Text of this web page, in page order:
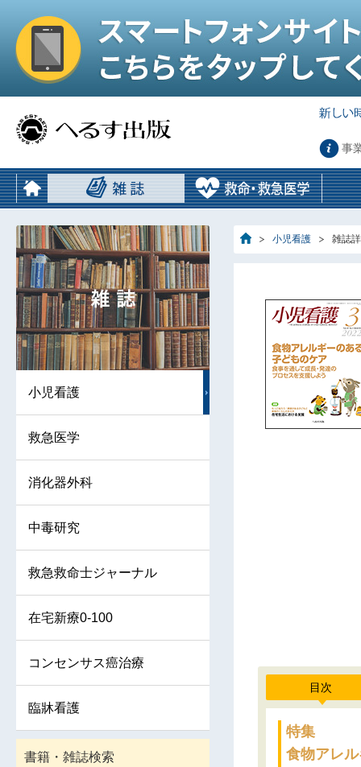
事
小児看護 雑誌
目次
特集
食物アレ
小児看護
救急医学
消化器外科
中毒研究
救急救命士ジャーナル
在宅新療0-100
コンセンサス癌治療
臨牀看護
書籍・雑誌検索